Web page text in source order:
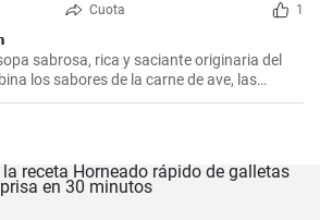
Cuota 1
sabrosa, rica y saciante originaria del
los sabores de la carne de ave, las
arroz en una sola olla. En casa la